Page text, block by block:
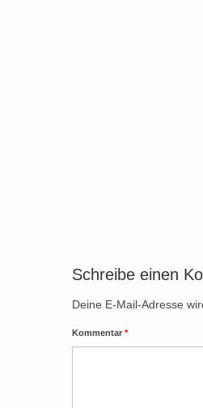
Schreibe einen
Deine E-Mail-Adresse
Kommentar *